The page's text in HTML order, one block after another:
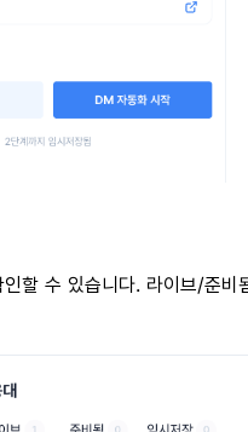
할 수 있습니다. 라이브/준